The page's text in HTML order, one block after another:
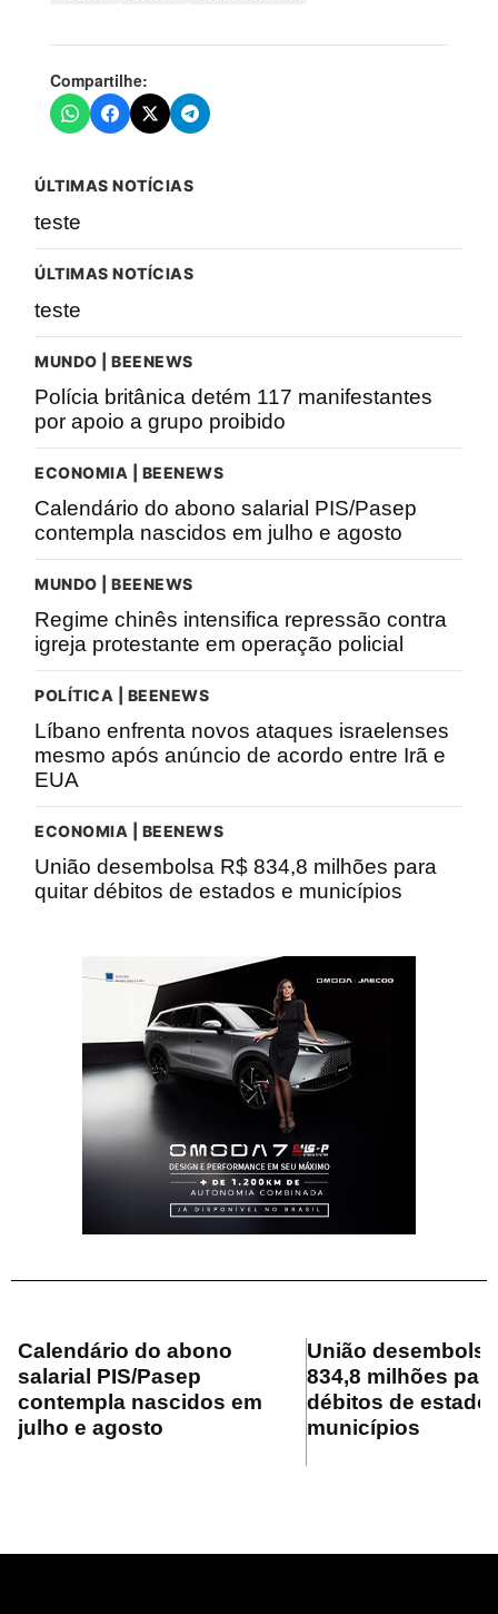
Compartilhe:
ÚLTIMAS NOTÍCIAS
teste
ÚLTIMAS NOTÍCIAS
teste
MUNDO | BEENEWS
Polícia britânica detém 117 manifestantes
por apoio a grupo proibido
ECONOMIA | BEENEWS
Calendário do abono salarial PIS/Pasep
contempla nascidos em julho e agosto
MUNDO | BEENEWS
Regime chinês intensifica repressão contra
igreja protestante em operação policial
POLÍTICA | BEENEWS
Líbano enfrenta novos ataques israelenses
mesmo após anúncio de acordo entre Irã e
EUA
ECONOMIA | BEENEWS
União desembolsa R$ 834,8 milhões para
quitar débitos de estados e municípios
Calendário do abono
salarial PIS/Pasep
contempla nascidos em
julho e agosto
União
834,8 milhões
débitos de
municípios